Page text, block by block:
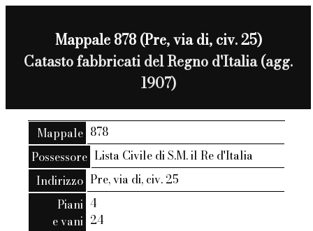
Mappale 878 (Pre, via di, civ. 25)
Catasto fabbricati del Regno d'Italia (agg.
1907)
Mappale 878
Possessore Lista Civile di S.M. il Re d'Italia
Indirizzo Pre, via di, civ. 25
Piani
e vani
4
24